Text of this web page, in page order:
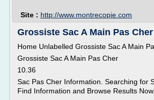
Site : http://www.montrecopie.com
Grossiste Sac A Main Pas
Home Unlabelled Grossiste Sac A Main
Grossiste Sac A Main Pas Cher
10.36
Sac Pas Cher Information. Searching for
Find Information and Browse Results Now.